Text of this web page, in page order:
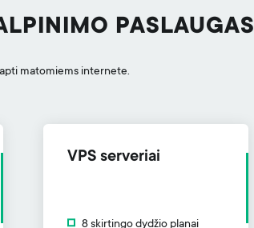
PASLAUGAS
matomiems internete.
VPS serveriai
8 skirtingo dydžio planai